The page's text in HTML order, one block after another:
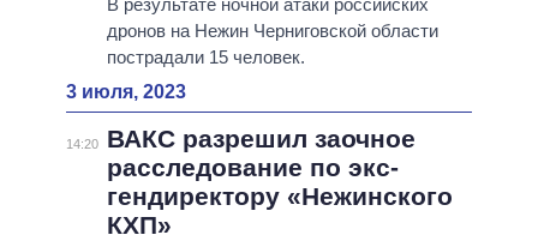
В результате ночной атаки российских
дронов на Нежин Черниговской области
пострадали 15 человек.
3 июля, 2023
14:20
ВАКС разрешил заочное
расследование по экс-
гендиректору «Нежинского
КХП»